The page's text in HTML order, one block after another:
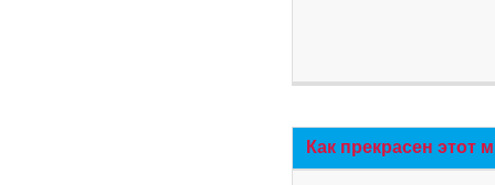
Как прекрасен этот